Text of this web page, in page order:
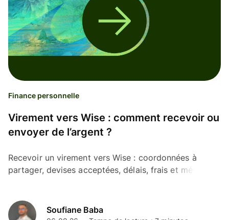
Finance personnelle
Virement vers Wise : comment recevoir ou
envoyer de l’argent ?
Recevoir un virement vers Wise : coordonnées à
partager, devises acceptées, délais, frais et méthodes
Soufiane Baba